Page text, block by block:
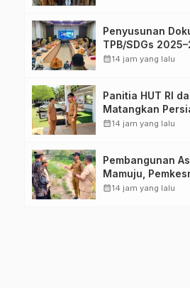
Penyusunan
TPB/SDGs
Arah
calendar_month14 jam yang lalu
Panitia HUT RI
Matangkan
Lomba Akan
calendar_month14 jam yang lalu
Pembangunan
Mamuju,
Kementerian Haji
calendar_month14 jam yang lalu